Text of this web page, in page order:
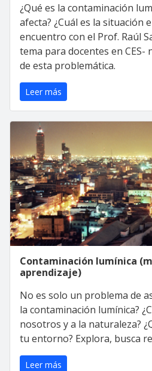
¿Qué es la contaminación
afecta? ¿Cuál es la situación
encuentro con el Prof. Raúl
tema para docentes en CES-
de esta problemática.
Leer más
Contaminación lumínica
aprendizaje)
No es solo un problema de
la contaminación lumínica?
nosotros y a la naturaleza?
tu entorno? Explora, busca
Leer más